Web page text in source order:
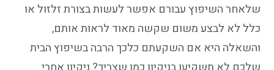
שלאחר השיפוץ עבורם אפשר לעשות בצורת זלזול או
כלל לא לבצע משום שקשה מאוד לראות אותם,
והשאלה היא אם השקעתם כלכך הרבה בשיפוץ הבית